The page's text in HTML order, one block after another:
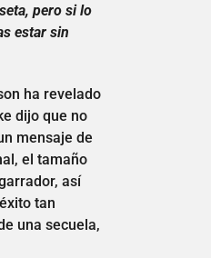
pero si lo
estar sin
ha revelado
dijo que no
mensaje de
el tamaño
así
tan
una secuela,